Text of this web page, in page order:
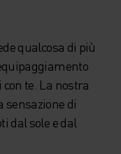
qualcosa di più
te. La nostra
sensazione di
dal sole e dal